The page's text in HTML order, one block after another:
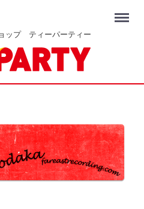
ップ ティーパーティー
Menu